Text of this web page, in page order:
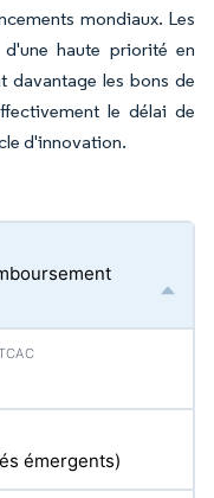
mondiaux. Les
haute priorité en
davantage les bons de
le délai de
d'innovation.
émergents)